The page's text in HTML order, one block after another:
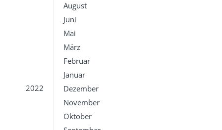
August
Juni
Mai
März
Februar
Januar
2022
Dezember
November
Oktober